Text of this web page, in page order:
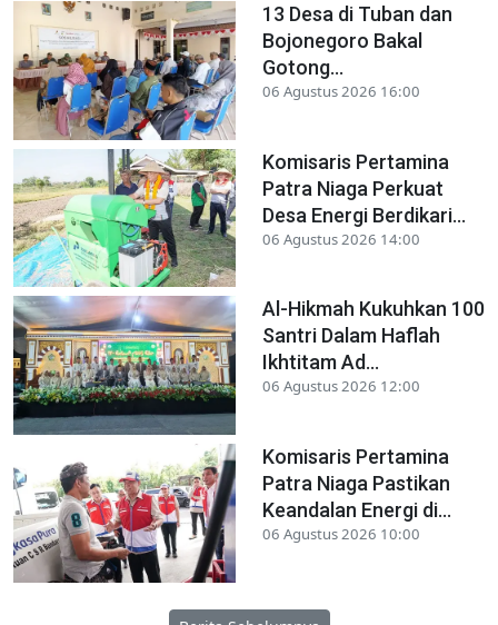
13 Desa di Tuban dan
Bojonegoro Bakal
Gotong...
06 Agustus 2026 16:00
Komisaris Pertamina
Patra Niaga Perkuat
Desa Energi Berdikari...
06 Agustus 2026 14:00
Al-Hikmah Kukuhkan 100
Santri Dalam Haflah
Ikhtitam Ad...
06 Agustus 2026 12:00
Komisaris Pertamina
Patra Niaga Pastikan
Keandalan Energi di...
06 Agustus 2026 10:00